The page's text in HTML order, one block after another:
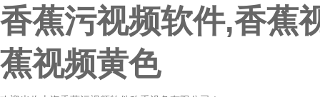
香蕉污视频软件,香蕉
蕉视频黄色